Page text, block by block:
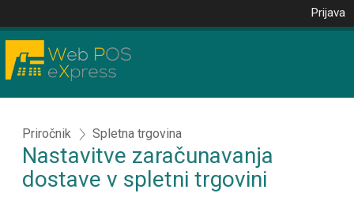
Prijava
Priročnik Spletna trgovina
Nastavitve zaračunavanja
dostave v spletni trgovini